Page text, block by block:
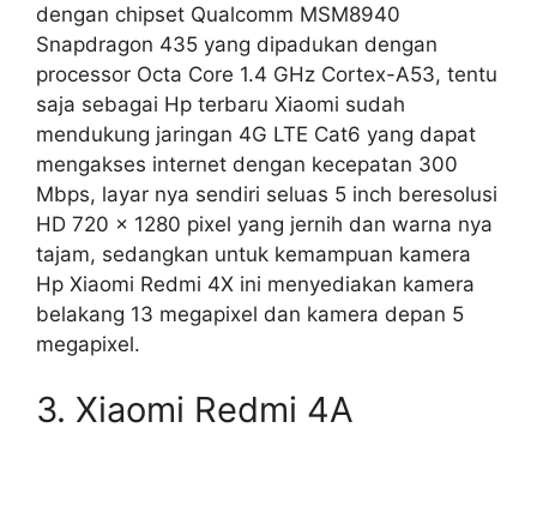
dengan chipset Qualcomm MSM8940
Snapdragon 435 yang dipadukan dengan
processor Octa Core 1.4 GHz Cortex-A53, tentu
saja sebagai Hp terbaru Xiaomi sudah
mendukung jaringan 4G LTE Cat6 yang dapat
mengakses internet dengan kecepatan 300
Mbps, layar nya sendiri seluas 5 inch beresolusi
HD 720 x 1280 pixel yang jernih dan warna nya
tajam, sedangkan untuk kemampuan kamera
Hp Xiaomi Redmi 4X ini menyediakan kamera
belakang 13 megapixel dan kamera depan 5
megapixel.
3. Xiaomi Redmi 4A